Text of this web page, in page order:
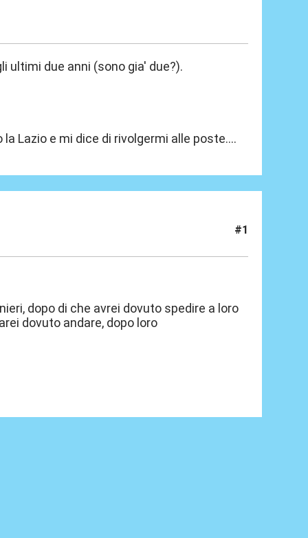
ultimi due anni (sono gia' due?).
Lazio e mi dice di rivolgermi alle poste....
#1
dopo di che avrei dovuto spedire a loro
dovuto andare, dopo loro